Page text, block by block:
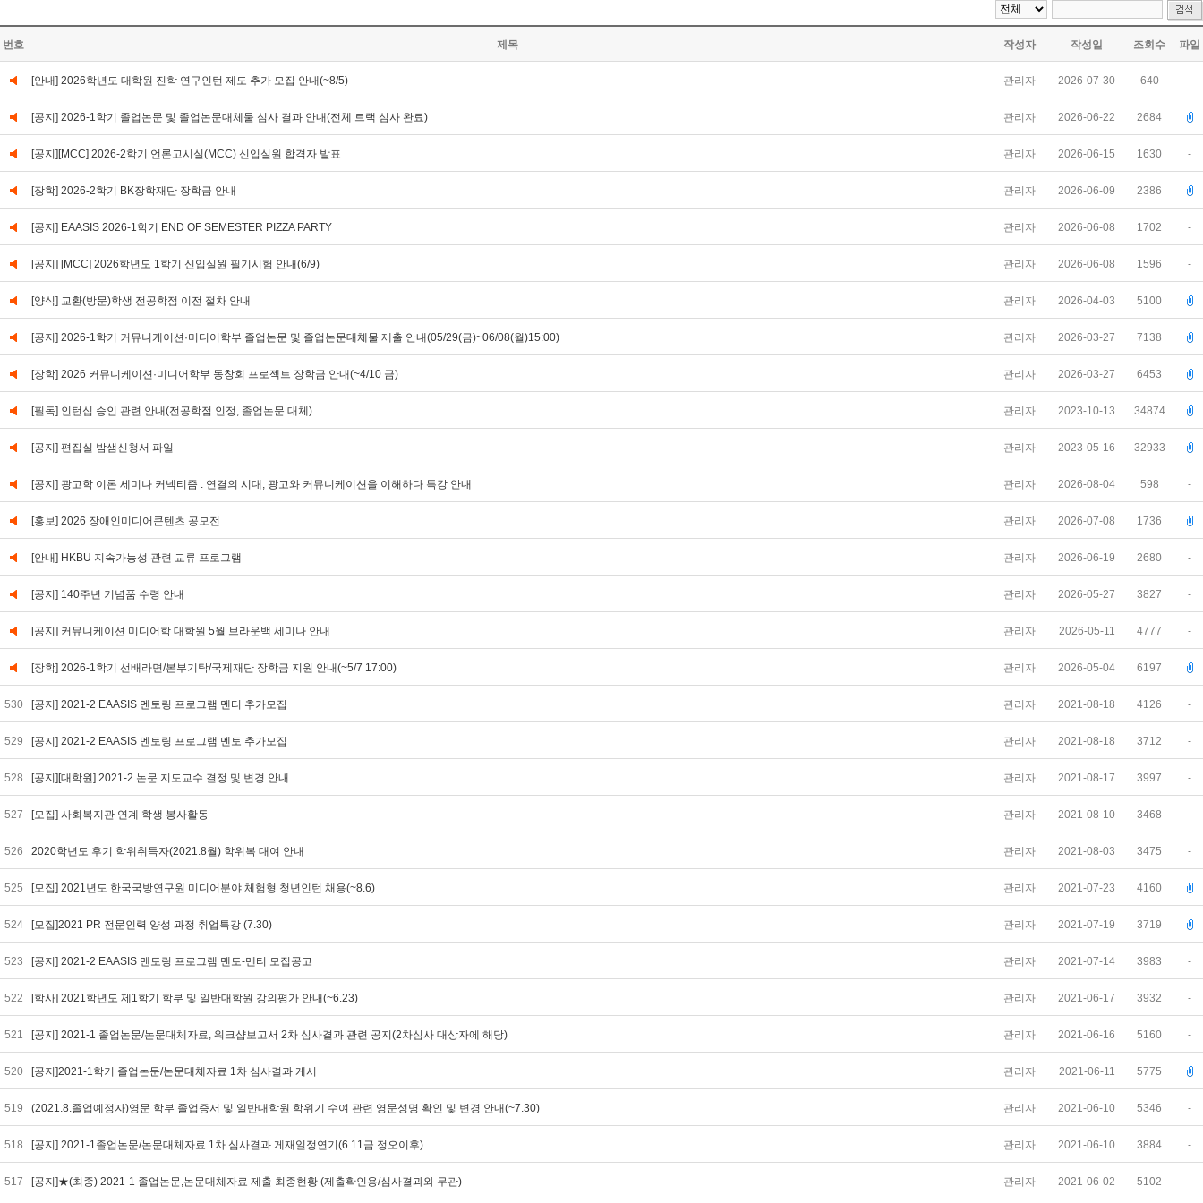
번호 제목 작성자 작성일 조회수 파일
[안내] 2026학년도 대학원 진학 연구인턴 제도 추가 모집 안내(~8/5) 관리자 2026-07-30 640 -
[공지] 2026-1학기 졸업논문 및 졸업논문대체물 심사 결과 안내(전체 트랙 심사 완료) 관리자 2026-06-22 2684
[공지][MCC] 2026-2학기 언론고시실(MCC) 신입실원 합격자 발표 관리자 2026-06-15 1630 -
[장학] 2026-2학기 BK장학재단 장학금 안내 관리자 2026-06-09 2386
[공지] EAASIS 2026-1학기 END OF SEMESTER PIZZA PARTY 관리자 2026-06-08 1702 -
[공지] [MCC] 2026학년도 1학기 신입실원 필기시험 안내(6/9) 관리자 2026-06-08 1596 -
[양식] 교환(방문)학생 전공학점 이전 절차 안내 관리자 2026-04-03 5100
[공지] 2026-1학기 커뮤니케이션·미디어학부 졸업논문 및 졸업논문대체물 제출 안내(05/29(금)~06/08(월)15:00) 관리자 2026-03-27 7138
[장학] 2026 커뮤니케이션·미디어학부 동창회 프로젝트 장학금 안내(~4/10 금) 관리자 2026-03-27 6453
[필독] 인턴십 승인 관련 안내(전공학점 인정, 졸업논문 대체) 관리자 2023-10-13 34874
[공지] 편집실 밤샘신청서 파일 관리자 2023-05-16 32933
[공지] 광고학 이론 세미나 커넥티즘 : 연결의 시대, 광고와 커뮤니케이션을 이해하다 특강 안내 관리자 2026-08-04 598 -
[홍보] 2026 장애인미디어콘텐츠 공모전 관리자 2026-07-08 1736
[안내] HKBU 지속가능성 관련 교류 프로그램 관리자 2026-06-19 2680 -
[공지] 140주년 기념품 수령 안내 관리자 2026-05-27 3827 -
[공지] 커뮤니케이션 미디어학 대학원 5월 브라운백 세미나 안내 관리자 2026-05-11 4777 -
[장학] 2026-1학기 선배라면/본부기탁/국제재단 장학금 지원 안내(~5/7 17:00) 관리자 2026-05-04 6197
530 [공지] 2021-2 EAASIS 멘토링 프로그램 멘티 추가모집 관리자 2021-08-18 4126 -
529 [공지] 2021-2 EAASIS 멘토링 프로그램 멘토 추가모집 관리자 2021-08-18 3712 -
528 [공지][대학원] 2021-2 논문 지도교수 결정 및 변경 안내 관리자 2021-08-17 3997 -
527 [모집] 사회복지관 연계 학생 봉사활동 관리자 2021-08-10 3468 -
526 2020학년도 후기 학위취득자(2021.8월) 학위복 대여 안내 관리자 2021-08-03 3475 -
525 [모집] 2021년도 한국국방연구원 미디어분야 체험형 청년인턴 채용(~8.6) 관리자 2021-07-23 4160
524 [모집]2021 PR 전문인력 양성 과정 취업특강 (7.30) 관리자 2021-07-19 3719
523 [공지] 2021-2 EAASIS 멘토링 프로그램 멘토-멘티 모집공고 관리자 2021-07-14 3983 -
522 [학사] 2021학년도 제1학기 학부 및 일반대학원 강의평가 안내(~6.23) 관리자 2021-06-17 3932 -
521 [공지] 2021-1 졸업논문/논문대체자료, 워크샵보고서 2차 심사결과 관련 공지(2차심사 대상자에 해당) 관리자 2021-06-16 5160 -
520 [공지]2021-1학기 졸업논문/논문대체자료 1차 심사결과 게시 관리자 2021-06-11 5775
519 (2021.8.졸업예정자)영문 학부 졸업증서 및 일반대학원 학위기 수여 관련 영문성명 확인 및 변경 안내(~7.30) 관리자 2021-06-10 5346 -
518 [공지] 2021-1졸업논문/논문대체자료 1차 심사결과 게재일정연기(6.11금 정오이후) 관리자 2021-06-10 3884 -
517 [공지]★(최종) 2021-1 졸업논문,논문대체자료 제출 최종현황 (제출확인용/심사결과와 무관) 관리자 2021-06-02 5102 -